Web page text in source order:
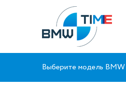
Выберите модель BMW